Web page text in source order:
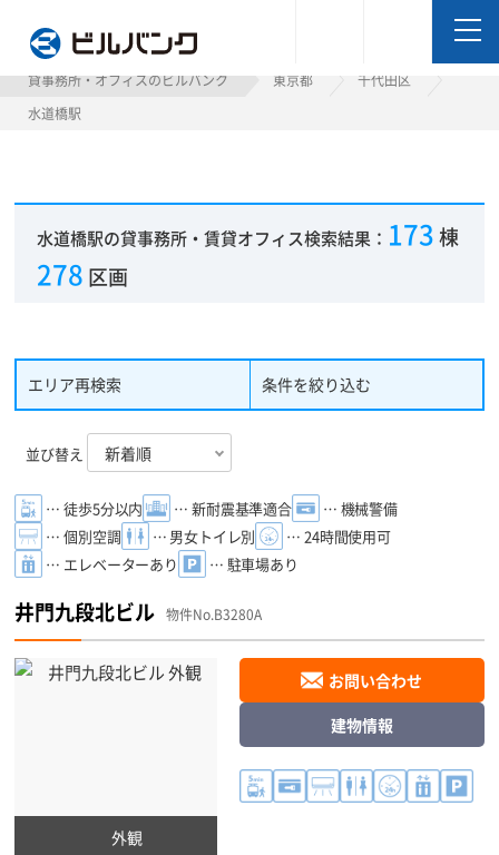
貸事務所・オフィスのビルバンク 東京都
千代田区
水道橋駅
水道橋駅の貸事務所・賃貸オフィス検索結果： 173棟
278 区画
エリア再検索 条件を絞り込む
並び替え
… 徒歩5分以内 … 新耐震基準適合
… 機械警備
… 個別空調
… 男女トイレ別
… 24時間使用可
… エレベーターあり
… 駐車場あり
井門九段北ビル 物件No.B3280A
外観
お問い合わせ
建物情報